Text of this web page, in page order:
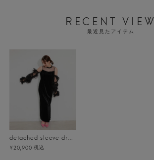
RECENT VIEW
最近見たアイテム
¥20,900 税込